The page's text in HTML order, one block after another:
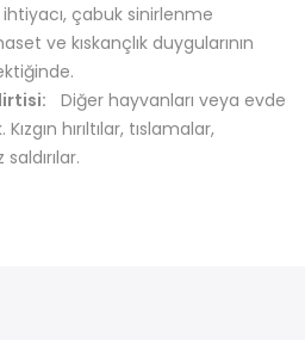
çabuk sinirlenme
ve kıskançlık duygularının
Diğer hayvanları veya evde
hırıltılar, tıslamalar,